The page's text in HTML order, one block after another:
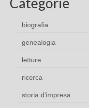
biografia
genealogia
letture
ricerca
storia d'impresa